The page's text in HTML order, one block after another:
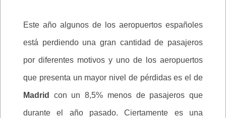
Este año algunos de los aeropuertos españoles
está perdiendo una gran cantidad de pasajeros
por diferentes motivos y uno de los aeropuertos
que presenta un mayor nivel de pérdidas es el de
Madrid con un 8,5% menos de pasajeros que
durante el año pasado. Ciertamente es una